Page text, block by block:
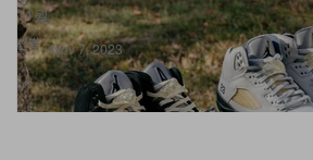
신발
11월.
Nov 7, 2023